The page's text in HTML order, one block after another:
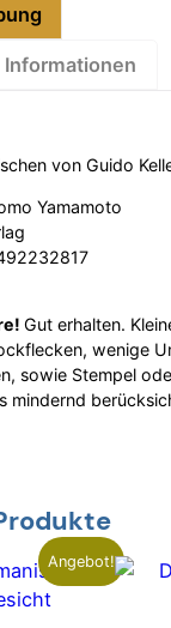
von Guido
Yamamoto
Gut erhalten.
wenige
sowie Stempel
mindernd
Angebot!